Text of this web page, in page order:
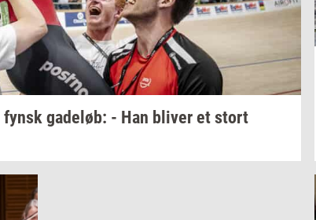
ga­de­løb: - Han bli­ver et stort